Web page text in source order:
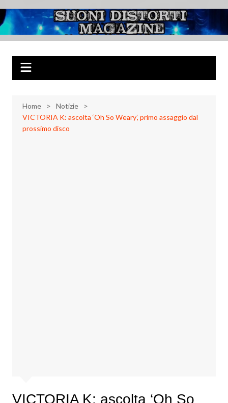
al
contenuto
Suoni Distorti
Magazine
Musica Rock, Metal, Punk e varie sonorità alternative
Home
Notizie
VICTORIA K: ascolta ‘Oh So Weary’, primo assaggio dal
prossimo disco
VICTORIA K: ascolta ‘Oh So